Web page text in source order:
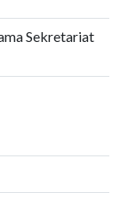
Sekretariat